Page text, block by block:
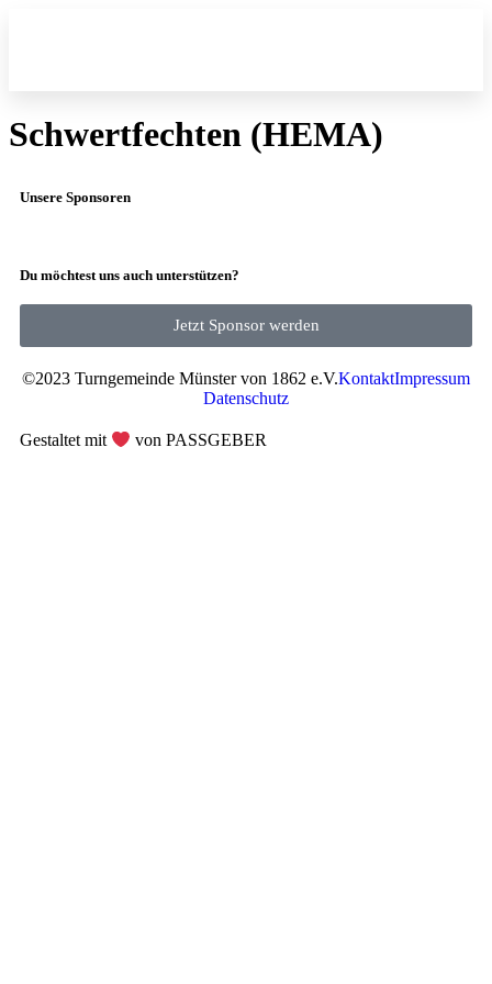
Schwertfechten (HEMA)
Unsere Sponsoren
Du möchtest uns auch unterstützen?
Jetzt Sponsor werden
©2023 Turngemeinde Münster von 1862 e.V.KontaktImpressum
Datenschutz
Gestaltet mit von PASSGEBER